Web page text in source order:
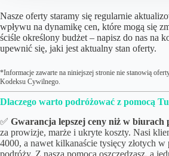
Nasze oferty staramy się regularnie
wpływu na dynamikę cen, które mogą się
ściśle określony budżet – napisz do nas na
upewnić się, jaki jest aktualny stan oferty.
*Informacje zawarte na niniejszej stronie nie stanowią
Kodeksu Cywilnego.
Dlaczego warto podróżować z pomocą
✅ Gwarancja lepszej ceny niż w biurach
za prowizje, marże i ukryte koszty. Nasi
4000, a nawet kilkanaście tysięcy złotych
podróży. Z naszą pomocą oszczędzasz, a